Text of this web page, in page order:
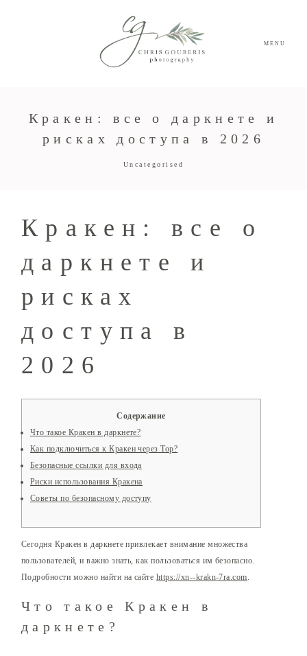
MENU
Кракен: все о даркнете и
рисках доступа в 2026
Uncategorised
Кракен: все о
даркнете и
рисках
доступа в
2026
Содержание
Что такое Кракен в даркнете?
Как подключиться к Кракен через Тор?
Безопасные ссылки для входа
Риски использования Кракена
Советы по безопасному доступу
Сегодня Кракен в даркнете привлекает внимание множества
пользователей, и важно знать, как пользоваться им безопасно.
Подробности можно найти на сайте https://xn--krakn-7ra.com.
Что такое Кракен в
даркнете?